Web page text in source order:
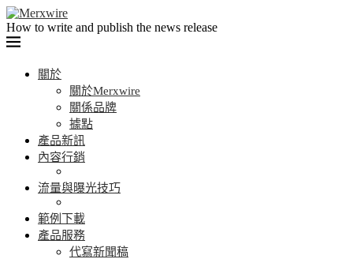
How to write and publish the news release
關於
關於Merxwire
關係品牌
據點
產品新訊
內容行銷
流量與曝光技巧
範例下載
產品服務
代寫新聞稿